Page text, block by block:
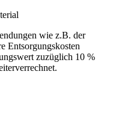
wie z.B. der
Entsorgungskosten
zuzüglich 10 %